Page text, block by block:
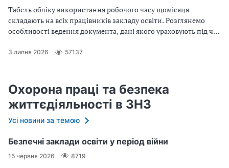
Табель обліку використання робочого часу щомісяця
складають на всіх працівників закладу освіти. Розглянемо
особливості ведення документа, дані якого ураховують під час
статистичних спостережень
3 липня 2026 57137
Охорона праці та безпека
життєдіяльності в ЗНЗ
Усі новини за темою
Безпечні заклади освіти у період війни
15 червня 2026 8719